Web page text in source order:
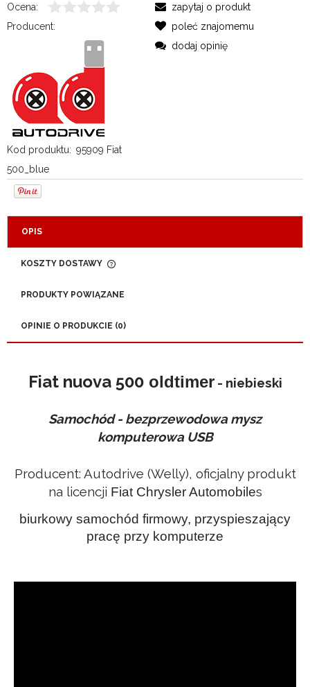
Ocena:
Producent:
Kod produktu: 95909 Fiat
500_blue
zapytaj o produkt
poleć znajomemu
dodaj opinię
OPIS
KOSZTY DOSTAWY
PRODUKTY POWIĄZANE
OPINIE O PRODUKCIE (0)
Fiat nuova 500oldtimer- niebieski
Samochód - bezprzewodowa mysz
komputerowa USB
Producent: Autodrive (Welly), oficjalny produkt
na licencji Fiat Chrysler Automobiles
biurkowy samochód firmowy, przyspieszający
pracę przy komputerze